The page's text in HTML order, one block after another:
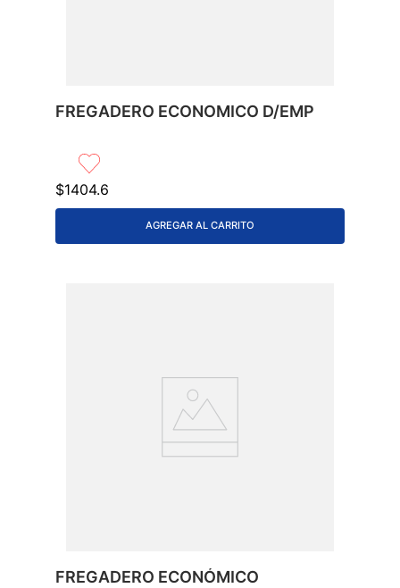
FREGADERO ECONOMICO D/EMP
$1404.6
AGREGAR AL CARRITO
FREGADERO ECONÓMICO